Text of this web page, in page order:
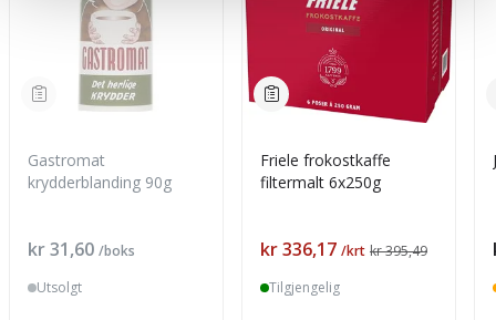
Gastromat
krydderblanding 90g
Pris
kr 31,60 /boks
Utsolgt
Friele frokostkaffe
filtermalt 6x250g
Pris
kr 336,17 /krt kr 395,49
Tilgjengelig